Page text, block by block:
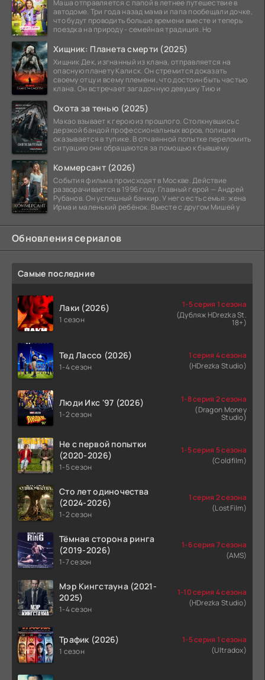
Маша отправляется с папой в летнее путешествие в
автодоме. Три года назад мама и папа пообещали дочке,
что будут проводить больше времени вместе и теперь
поездка на природу - семейная традиция. Но
Хищник: Планета смерти (2025)
Хищник Дек, изгнанный из клана, отправляется на
опасную планету Калиск. Он стремится доказать
своему отцу и всему племени, что достоин быть частью
клана. Он встречает загадочную девушку Тию и
Охота за тенью (2025)
Макао взывает к герою из прошлого. Столкнувшись с
дерзкой бандой профессиональных воров, полиция
оказывается в тупике. В отчаянной попытке переломить
ситуацию они обращаются за помощью к бывшему
Коммерсант (2026)
События фильма происходят в Москве. Действие
разворачивается в 1996 году. Главный герой — Андрей
Рубанов. Он успешный банкир. У него есть семья: жена
Ирма и маленький ребёнок. Вместе с другом Мишей у
Обновления сериалов
Самые последние
Лаки (2026)
1 сезон
1-5 серия 1 сезона
(Дубляж HDrezka St.
18+)
Тед Лассо (2026)
1-4 сезон
1 серия 4 сезона
(HDrezka Studio)
Люди Икс '97 (2026)
1-2 сезон
1-8 серия 2 сезона
(Dragon Money
Studio)
Не с первой попытки
(2020-2026)
1-5 сезон
1-5 серия 5 сезона
(Coldfilm)
Сто лет одиночества
(2024-2026)
1-2 сезон
1 серия 2 сезона
(LostFilm)
Тёмная сторона ринга
(2019-2026)
1-7 сезон
1-6 серия 7 сезона
(AMS)
Мэр Кингстауна (2021-
2025)
1-4 сезон
1-10 серия 4 сезона
(HDrezka Studio)
Трафик (2026)
1 сезон
1-5 серия 1 сезона
(Ultradox)